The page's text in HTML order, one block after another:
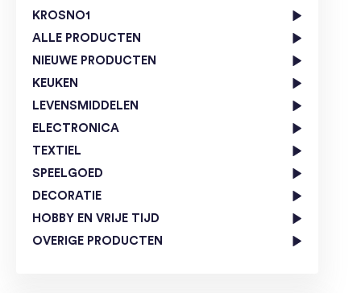
KROSNO1
ALLE PRODUCTEN
NIEUWE PRODUCTEN
KEUKEN
LEVENSMIDDELEN
ELECTRONICA
TEXTIEL
SPEELGOED
DECORATIE
HOBBY EN VRIJE TIJD
OVERIGE PRODUCTEN